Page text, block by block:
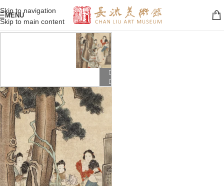
Skip to navigation
Skip to main content
MENU